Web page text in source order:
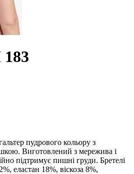
пудрового кольору з
Виготовлений з мережива і
підтримує пишні груди. Бретелі
еластан 18%, віскоза 8%,